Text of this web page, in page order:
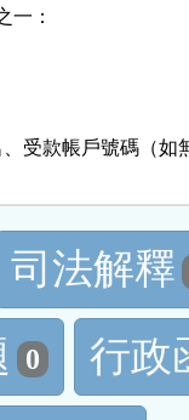
一：
受款帳戶號碼（如
司法解釋
0
行政